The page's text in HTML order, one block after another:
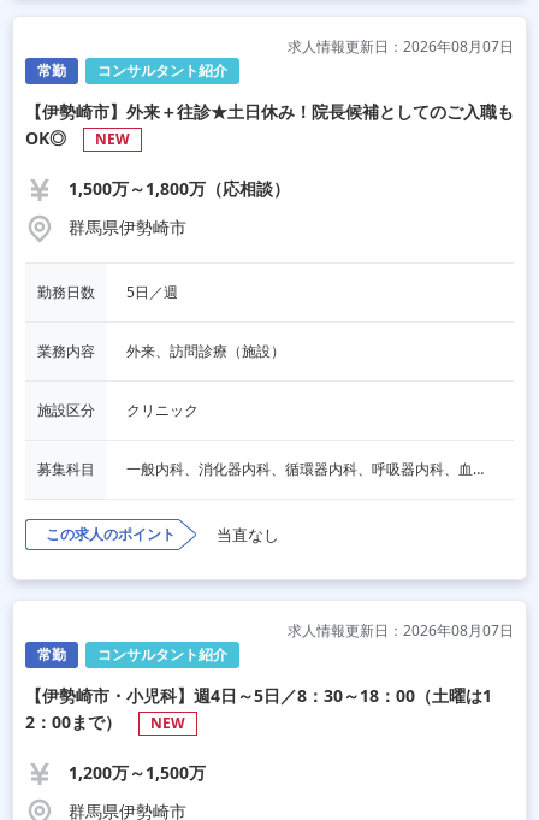
常勤 コンサルタント紹介
求人情報更新日：2026年08月07日
【伊勢崎市】外来＋往診★土日休み！院長候補としてのご入職も
OK◎
NEW
1,500万～1,800万（応相談）
群馬県伊勢崎市
勤務日数 5日／週
業務内容 外来、訪問診療（施設）
施設区分 クリニック
募集科目 一般内科、消化器内科、循環器内科、呼吸器内科、血液内科、脳神経内科、内分泌内科、老人内科、一般外科、消化器外科、その他
この求人のポイント 当直なし
常勤 コンサルタント紹介
求人情報更新日：2026年08月07日
【伊勢崎市・小児科】週4日～5日／8：30～18：00（土曜は1
2：00まで）
NEW
1,200万～1,500万
群馬県伊勢崎市